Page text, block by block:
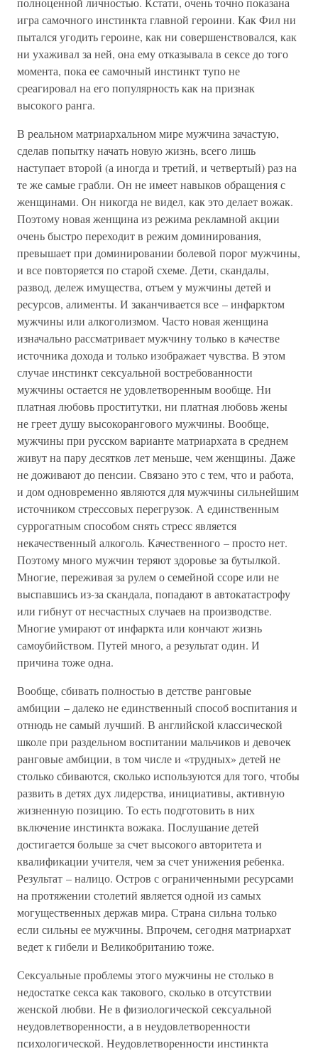
игра самочного инстинкта главной героини. Как Фил ни
пытался угодить героине, как ни совершенствовался, как
ни ухаживал за ней, она ему отказывала в сексе до того
момента, пока ее самочный инстинкт тупо не
среагировал на его популярность как на признак
высокого ранга.
В реальном матриархальном мире мужчина зачастую,
сделав попытку начать новую жизнь, всего лишь
наступает второй (а иногда и третий, и четвертый) раз на
те же самые грабли. Он не имеет навыков обращения с
женщинами. Он никогда не видел, как это делает вожак.
Поэтому новая женщина из режима рекламной акции
очень быстро переходит в режим доминирования,
превышает при доминировании болевой порог мужчины,
и все повторяется по старой схеме. Дети, скандалы,
развод, дележ имущества, отъем у мужчины детей и
ресурсов, алименты. И заканчивается все – инфарктом
мужчины или алкоголизмом. Часто новая женщина
изначально рассматривает мужчину только в качестве
источника дохода и только изображает чувства. В этом
случае инстинкт сексуальной востребованности
мужчины остается не удовлетворенным вообще. Ни
платная любовь проститутки, ни платная любовь жены
не греет душу высокорангового мужчины. Вообще,
мужчины при русском варианте матриархата в среднем
живут на пару десятков лет меньше, чем женщины. Даже
не доживают до пенсии. Связано это с тем, что и работа,
и дом одновременно являются для мужчины сильнейшим
источником стрессовых перегрузок. А единственным
суррогатным способом снять стресс является
некачественный алкоголь. Качественного – просто нет.
Поэтому много мужчин теряют здоровье за бутылкой.
Многие, переживая за рулем о семейной ссоре или не
выспавшись из-за скандала, попадают в автокатастрофу
или гибнут от несчастных случаев на производстве.
Многие умирают от инфаркта или кончают жизнь
самоубийством. Путей много, а результат один. И
причина тоже одна.
Вообще, сбивать полностью в детстве ранговые
амбиции – далеко не единственный способ воспитания и
отнюдь не самый лучший. В английской классической
школе при раздельном воспитании мальчиков и девочек
ранговые амбиции, в том числе и «трудных» детей не
столько сбиваются, сколько используются для того, чтобы
развить в детях дух лидерства, инициативы, активную
жизненную позицию. То есть подготовить в них
включение инстинкта вожака. Послушание детей
достигается больше за счет высокого авторитета и
квалификации учителя, чем за счет унижения ребенка.
Результат – налицо. Остров с ограниченными ресурсами
на протяжении столетий является одной из самых
могущественных держав мира. Страна сильна только
если сильны ее мужчины. Впрочем, сегодня матриархат
ведет к гибели и Великобританию тоже.
Сексуальные проблемы этого мужчины не столько в
недостатке секса как такового, сколько в отсутствии
женской любви. Не в физиологической сексуальной
неудовлетворенности, а в неудовлетворенности
психологической. Неудовлетворенности инстинкта